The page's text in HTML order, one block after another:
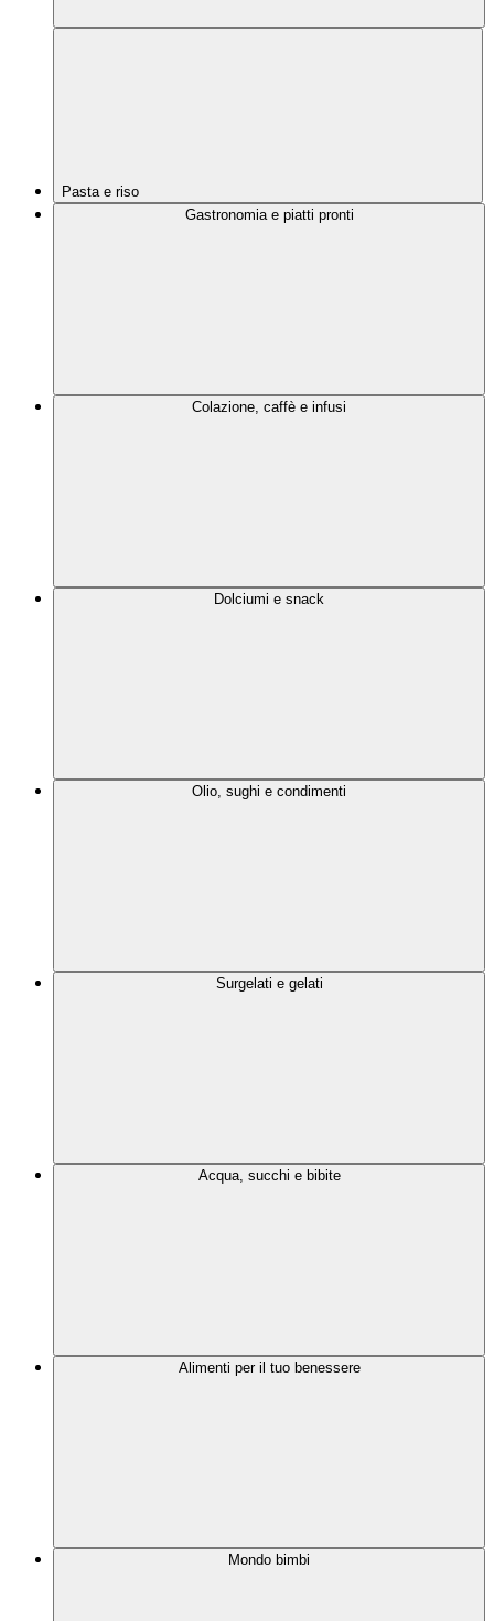
Pasta e riso
Gastronomia e piatti pronti
Colazione, caffè e infusi
Dolciumi e snack
Olio, sughi e condimenti
Surgelati e gelati
Acqua, succhi e bibite
Alimenti per il tuo benessere
Mondo bimbi